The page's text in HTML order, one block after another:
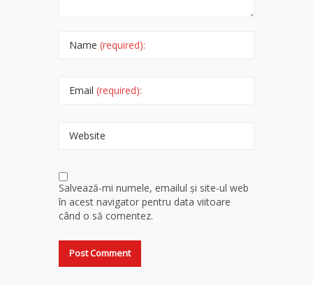
Name (required):
Email (required):
Website
Salvează-mi numele, emailul și site-ul web
în acest navigator pentru data viitoare
când o să comentez.